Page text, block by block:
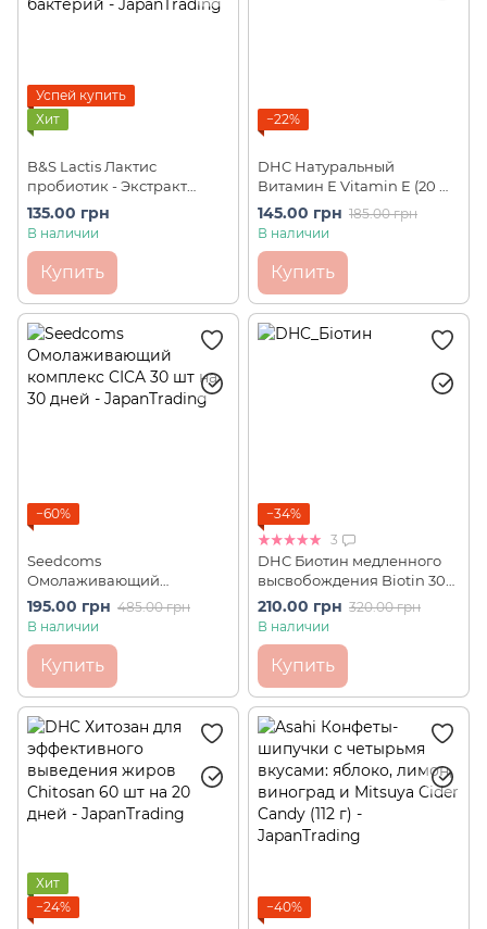
Успей купить
Хит
B&S Lactis Лактис
пробиотик - Экстракт
молочнокислых бактерий 1
саше - 10 мл
135.00 грн
В наличии
Купить
−22%
DHC Натуральный
Витамин Е Vitamin E (20 шт
на 20 дней)
145.00 грн 185.00 грн
В наличии
Купить
−60%
Seedcoms
Омолаживающий
комплекс CICA 30 шт на 30
дней
195.00 грн 485.00 грн
В наличии
Купить
−34%
3
DHC Биотин медленного
высвобождения Biotin 30
шт на 30 дней
210.00 грн 320.00 грн
В наличии
Купить
Хит
−24%
−40%